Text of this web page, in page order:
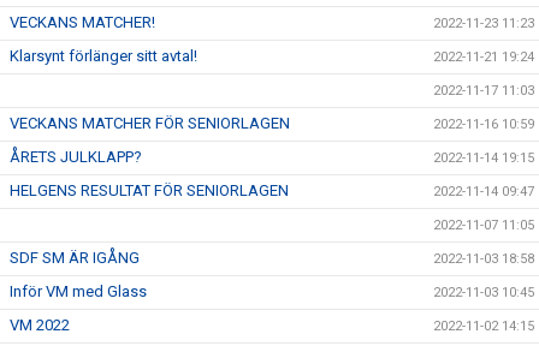
VECKANS MATCHER! 2022-11-23 11:23
Klarsynt förlänger sitt avtal! 2022-11-21 19:24
2022-11-17 11:03
VECKANS MATCHER FÖR SENIORLAGEN 2022-11-16 10:59
ÅRETS JULKLAPP? 2022-11-14 19:15
HELGENS RESULTAT FÖR SENIORLAGEN 2022-11-14 09:47
2022-11-07 11:05
SDF SM ÄR IGÅNG 2022-11-03 18:58
Inför VM med Glass 2022-11-03 10:45
VM 2022 2022-11-02 14:15